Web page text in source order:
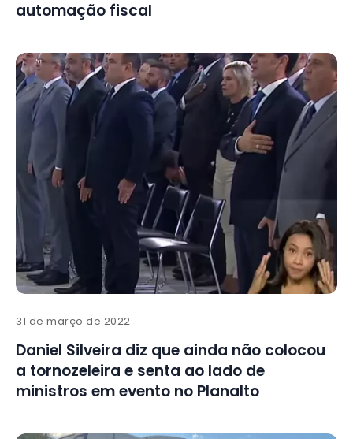
automação fiscal
31 de março de 2022
Daniel Silveira diz que ainda não colocou
a tornozeleira e senta ao lado de
ministros em evento no Planalto